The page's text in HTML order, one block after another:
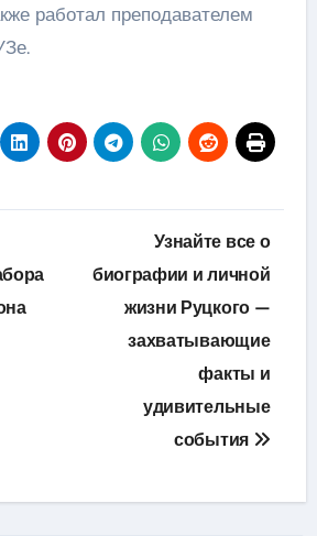
работал преподавателем
Узнайте все о
биографии и личной
жизни Руцкого —
захватывающие
факты и
удивительные
события